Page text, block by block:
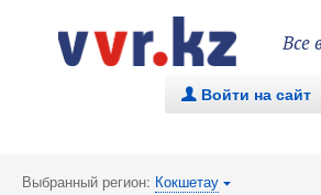
Все
. Войти на сайт
Выбранный регион: Кокшетау {